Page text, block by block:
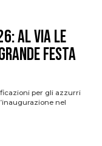
al via le
festa
per gli azzurri
nel